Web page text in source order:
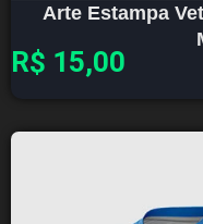
Arte Estampa
R$ 15,00